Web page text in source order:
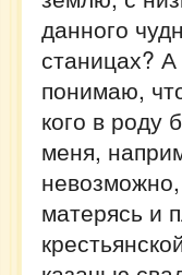
данного
станицах?
понимаю,
кого в роду
меня,
матерясь и